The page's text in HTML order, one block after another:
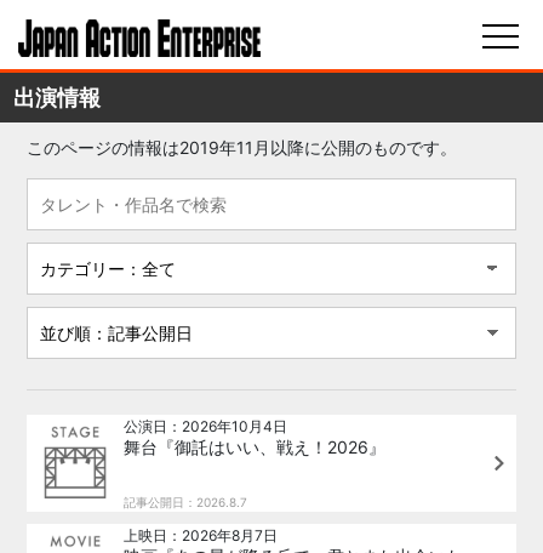
出演情報
このページの情報は2019年11月以降に公開のものです。
公演日：2026年10月4日
舞台『御託はいい、戦え！2026』
記事公開日：2026.8.7
上映日：2026年8月7日